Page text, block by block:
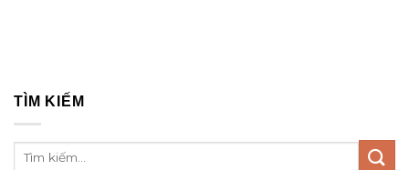
TÌM KIẾM